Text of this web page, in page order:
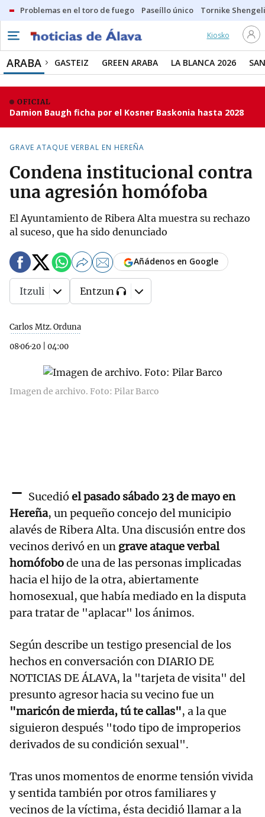
Problemas en el toro de fuego Paseíllo único Tornike
Kiosko
ARABA GASTEIZ GREEN ARABA LA BLANCA 2026
OFICIAL
Damion Baugh ficha por el Kosner Baskonia hasta 2028
GRAVE ATAQUE VERBAL EN HEREÑA
Condena institucional contra
una agresión homófoba
El Ayuntamiento de Ribera Alta muestra su rechazo
al suceso, que ha sido denunciado
Carlos Mtz. Orduna
08·06·20
04:00
Añádenos en Google
Itzuli Entzun
Imagen de archivo. Foto: Pilar Barco
- Sucedió el pasado sábado 23 de mayo en
Hereña, un pequeño concejo del municipio
alavés de Ribera Alta. Una discusión entre dos
vecinos derivó en un grave ataque verbal
homófobode una de las personas implicadas
hacia el hijo de la otra, abiertamente
homosexual, que había mediado en la disputa
para tratar de "aplacar" los ánimos.
Según describe un testigo presencial de los
hechos en conversación con DIARIO DE
NOTICIAS DE ÁLAVA, la "tarjeta de visita" del
presunto agresor hacia su vecino fue un
"maricón de mierda, tú te callas", a la que
siguieron después "todo tipo de improperios
derivados de su condición sexual".
Tras unos momentos de enorme tensión vivida
y sentida también por otros familiares y
vecinos de la víctima, ésta decidió llamar a la